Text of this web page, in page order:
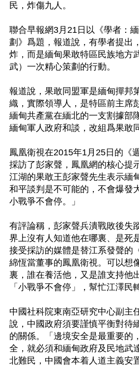
民，炸傷九人。
聯合早報網3月21日以《學者：
劃》爲題，報道說，有學者提出
炸，而是緬甸果敢特區民族地方
武）一次精心策劃的行動。
報道說，果敢同盟軍是緬甸撣邦
織，實際領導人，是特區前主席
緬甸共產黨在緬北的一支割據部
緬甸軍人政府和談，改組爲果敢
鳳凰衛視在2015年1月25日的《
採訪了彭家聲，鳳凰網的核心提
江湖的果敢王彭家聲先生表示緬
和平談判是不可能的，不會爆發
小戰爭不會停。」
有評論稱，彭家聲兵潰戰敗後失
界上沒有人知道他在哪裏、是死
接受採訪的媒體是替江系發聲的
綿恆當董事的鳳凰衛視。可以想
裏，誰在養活他，又是誰支持他
「小戰爭不會停」，幫忙江澤民
中國社科院東南亞研究中心副主
說，中國政府須要謹慎平衡對待
的關係。「邊境安全是最重要的
全，就必須和緬甸政府及民地武
北難民，中國會本着人道主義安